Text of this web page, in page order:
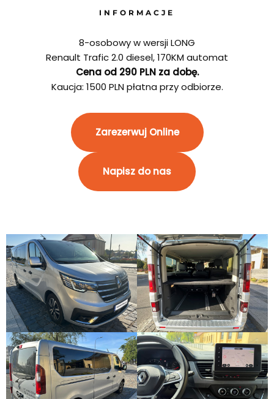
INFORMACJE
8-osobowy w wersji LONG
Renault Trafic 2.0 diesel, 170KM automat
Cena od 290 PLN za dobę.
Kaucja: 1500 PLN płatna przy odbiorze.
Zarezerwuj Online
Napisz do nas